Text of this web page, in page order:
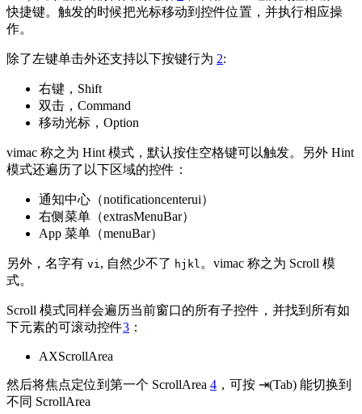
快捷键。触发的时候把光标移动到控件位置，并执行相应操
作。
除了左键单击外还支持以下按键行为 2:
右键，Shift
双击，Command
移动光标，Option
vimac 称之为 Hint 模式，默认按住空格键可以触发。另外 Hint
模式还遍历了以下区域的控件：
通知中心（notificationcenterui）
右侧菜单（extrasMenuBar）
App 菜单（menuBar）
另外，名字有 vi, 自然少不了 hjkl。vimac 称之为 Scroll 模
式。
Scroll 模式同样会遍历当前窗口的所有子控件，并找到所有如
下元素的可滚动控件3 ：
AXScrollArea
然后将焦点定位到第一个 ScrollArea 4 ，可按 ⇥(Tab) 能切换到
不同 ScrollArea